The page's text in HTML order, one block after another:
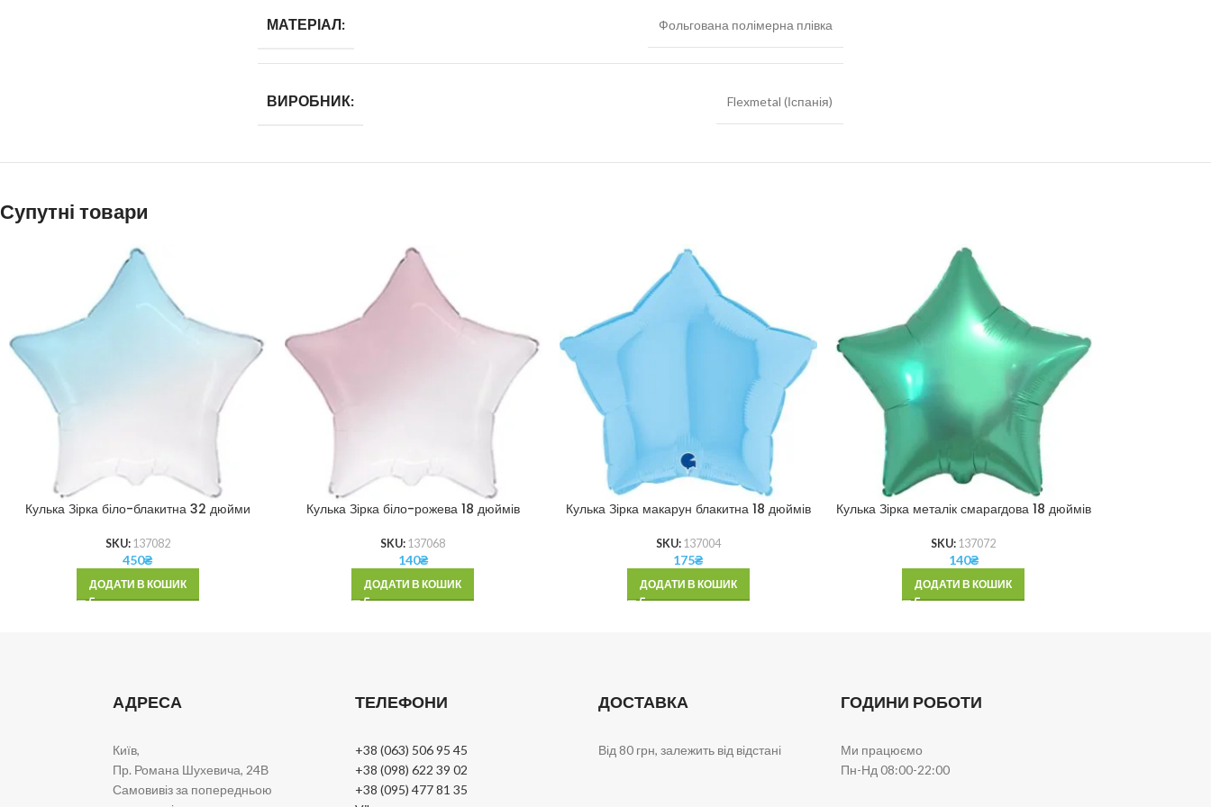
МАТЕРІАЛ: Фольгована полімерна плівка
ВИРОБНИК: Flexmetal (Іспанія)
Супутні товари
Кулька Зірка біло-блакитна 32 дюйми
SKU: 137082
450₴
ДОДАТИ В КОШИК
Кулька Зірка біло-рожева 18 дюймів
SKU: 137068
140₴
ДОДАТИ В КОШИК
Кулька Зірка макарун блакитна 18 дюймів
SKU: 137004
175₴
ДОДАТИ В КОШИК
Кулька Зірка металік смарагдова 18 дюймів
SKU: 137072
140₴
ДОДАТИ В КОШИК
АДРЕСА
Київ,
Пр. Романа Шухевича, 24В
Самовивіз за попередньою
ТЕЛЕФОНИ
+38 (063) 506 95 45
+38 (098) 622 39 02
+38 (095) 477 81 35
ДОСТАВКА
Від 80 грн, залежить від відстані
ГОДИНИ РОБОТИ
Ми працюємо
Пн-Нд 08:00-22:00